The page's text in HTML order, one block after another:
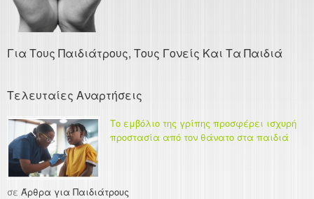
Για Τους Παιδιάτρους, Τους Γονείς Και Τα Παιδιά
Τελευταίες Αναρτήσεις
Το εμβόλιο της γρίπης προσφέρει ισχυρή
προστασία από τον θάνατο στα παιδιά
σε Άρθρα για Παιδιάτρους